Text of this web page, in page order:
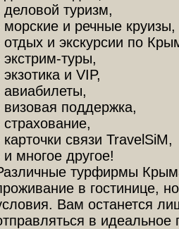
деловой туризм,
морские и речные круизы,
отдых и экскурсии по
экстрим-туры,
экзотика и VIP,
авиабилеты,
визовая поддержка,
страхование,
карточки связи TravelSiM,
и многое другое!
турфирмы
в гостинице,
Вам останется
в идеальное